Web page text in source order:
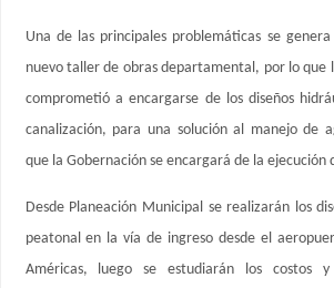
Una de las principales problemáticas se
nuevo taller de obras departamental, por lo que
comprometió a encargarse de los diseños
canalización, para una solución al manejo de
que la Gobernación se encargará de la ejecución
Desde Planeación Municipal se realizarán los
peatonal en la vía de ingreso desde el
Américas, luego se estudiarán los costos